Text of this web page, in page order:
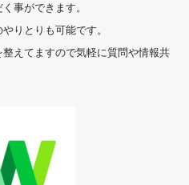
事ができます。
りとりも可能です。
えてますので気軽に質問や情報共